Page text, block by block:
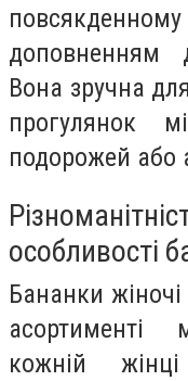
доповненням
Вона зручна
прогулянок
подорожей або
особливості
Бананки
кожній